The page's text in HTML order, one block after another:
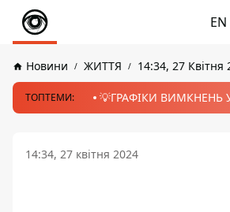
EN
Новини ЖИТТЯ 14:34, 27 Квітня
ТОПТЕМИ: 💡ГРАФІКИ ВИМКНЕНЬ
14:34, 27 квітня 2024